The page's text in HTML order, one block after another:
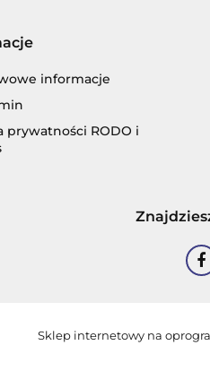
informacje
prywatności RODO i
Sklep internetowy na